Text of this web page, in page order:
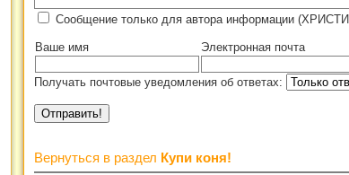
Сообщение только для автора информации
Ваше имя Электронная почта
Получать почтовые уведомления об ответах:
Вернуться в раздел Купи коня!